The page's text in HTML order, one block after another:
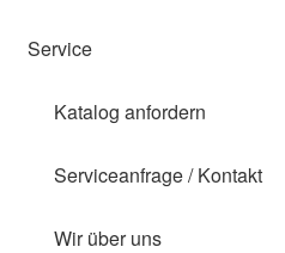
Service
Katalog anfordern
Serviceanfrage / Kontakt
Wir über uns